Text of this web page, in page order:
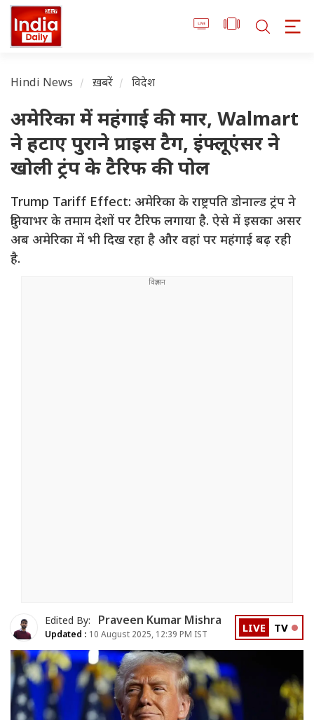
Hindi News ख़बरें विदेश
अमेरिका में महंगाई की मार, Walmart
ने हटाए पुराने प्राइस टैग, इंफ्लूएंसर ने
खोली ट्रंप के टैरिफ की पोल
Trump Tariff Effect: अमेरिका के राष्ट्रपति डोनाल्ड ट्रंप ने
दुनियाभर के तमाम देशों पर टैरिफ लगाया है. ऐसे में इसका असर
अब अमेरिका में भी दिख रहा है और वहां पर महंगाई बढ़ रही
है.
Edited By: Praveen Kumar Mishra
Updated : 10 August 2025, 12:39 PM IST LIVE TV